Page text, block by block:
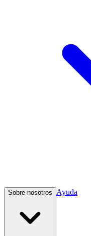
Sobre nosotros Ayuda